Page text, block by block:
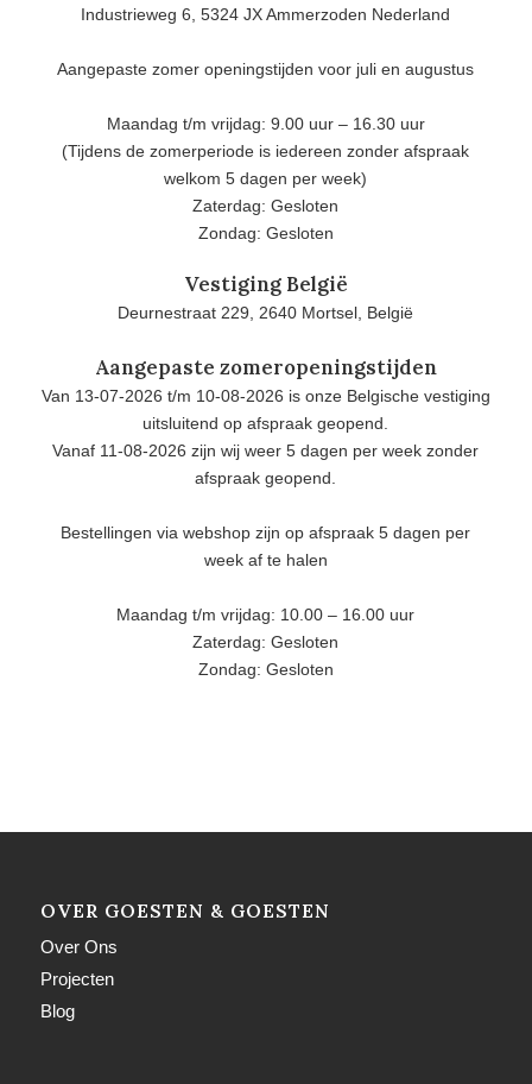
Industrieweg 6, 5324 JX Ammerzoden Nederland
Aangepaste zomer openingstijden voor juli en augustus
Maandag t/m vrijdag: 9.00 uur – 16.30 uur
(Tijdens de zomerperiode is iedereen zonder afspraak
welkom 5 dagen per week)
Zaterdag: Gesloten
Zondag: Gesloten
Vestiging België
Deurnestraat 229, 2640 Mortsel, België
Aangepaste zomeropeningstijden
Van 13-07-2026 t/m 10-08-2026 is onze Belgische vestiging
uitsluitend op afspraak geopend.
Vanaf 11-08-2026 zijn wij weer 5 dagen per week zonder
afspraak geopend.
Bestellingen via webshop zijn op afspraak 5 dagen per
week af te halen
Maandag t/m vrijdag: 10.00 – 16.00 uur
Zaterdag: Gesloten
Zondag: Gesloten
OVER GOESTEN & GOESTEN
Over Ons
Projecten
Blog